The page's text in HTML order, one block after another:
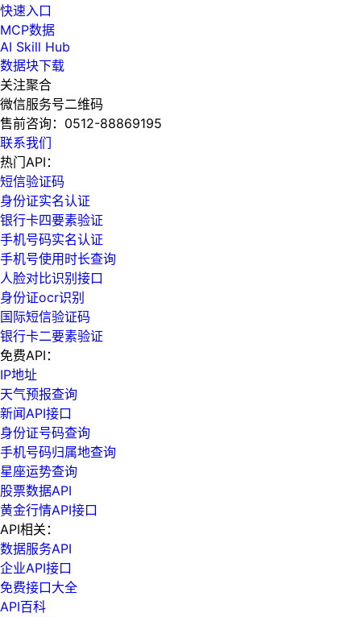
快速入口
MCP数据
AI Skill Hub
数据块下载
关注聚合
微信服务号二维码
售前咨询： 0512-88869195
联系我们
热门API：
短信验证码
身份证实名认证
银行卡四要素验证
手机号码实名认证
手机号使用时长查询
人脸对比识别接口
身份证ocr识别
国际短信验证码
银行卡二要素验证
免费API：
IP地址
天气预报查询
新闻API接口
身份证号码查询
手机号码归属地查询
星座运势查询
股票数据API
黄金行情API接口
API相关：
数据服务API
企业API接口
免费接口大全
API百科